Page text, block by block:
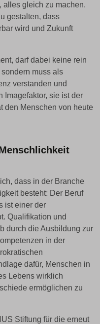
alles gleich zu machen.
gestalten, dass
wird und Zukunft
darf dabei keine rein
muss als
verstanden und
Imagefaktor, sie ist der
den Menschen von heute
dass in der Branche
besteht: Der Beruf
ist einer der
Qualifikation und
durch die Ausbildung zur
in der
dafür, Menschen in
Lebens wirklich
ermöglichen zu
Stiftung für die erneut